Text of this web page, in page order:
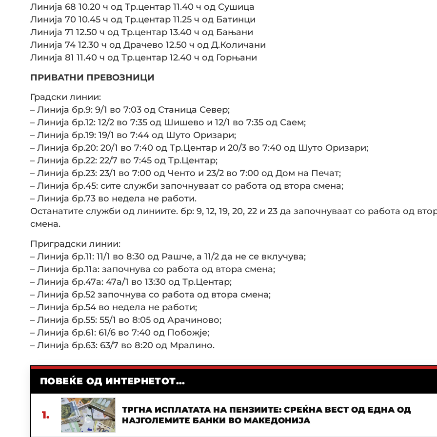
Линија 68 10.20 ч од Тр.центар 11.40 ч од Сушица
Линија 70 10.45 ч од Тр.центар 11.25 ч од Батинци
Линија 71 12.50 ч од Тр.центар 13.40 ч од Бањани
Линија 74 12.30 ч од Драчево 12.50 ч од Д.Количани
Линија 81 11.40 ч од Тр.центар 12.40 ч од Горњани
ПРИВАТНИ ПРЕВОЗНИЦИ
Градски линии:
– Линија бр.9: 9/1 во 7:03 од Станица Север;
– Линија бр.12: 12/2 во 7:35 од Шишево и 12/1 во 7:35 од Саем;
– Линија бр.19: 19/1 во 7:44 од Шуто Оризари;
– Линија бр.20: 20/1 во 7:40 од Тр.Центар и 20/3 во 7:40 од Шуто Оризари;
– Линија бр.22: 22/7 во 7:45 од Тр.Центар;
– Линија бр.23: 23/1 во 7:00 од Ченто и 23/2 во 7:00 од Дом на Печат;
– Линија бр.45: сите служби започнуваат со работа од втора смена;
– Линија бр.73 во недела не работи.
Останатите служби од линиите. бр: 9, 12, 19, 20, 22 и 23 да започнуваат со работа од
смена.
Приградски линии:
– Линија бр.11: 11/1 во 8:30 од Рашче, а 11/2 да не се вклучува;
– Линија бр.11а: започнува со работа од втора смена;
– Линија бр.47а: 47a/1 во 13:30 од Тр.Центар;
– Линија бр.52 започнува со работа од втора смена;
– Линија бр.54 во недела не работи;
– Линија бр.55: 55/1 во 8:05 од Арачиново;
– Линија бр.61: 61/6 во 7:40 од Побожје;
– Линија бр.63: 63/7 во 8:20 од Мралино.
ПОВЕЌЕ ОД ИНТЕРНЕТОТ...
1.
ТРГНА ИСПЛАТАТА НА ПЕНЗИИТЕ: СРЕЌНА ВЕСТ ОД ЕДНА ОД
НАЈГОЛЕМИТЕ БАНКИ ВО МАКЕДОНИЈА